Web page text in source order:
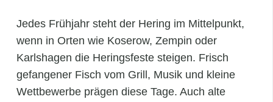
Jedes Frühjahr steht der Hering im Mittelpunkt,
wenn in Orten wie Koserow, Zempin oder
Karlshagen die Heringsfeste steigen. Frisch
gefangener Fisch vom Grill, Musik und kleine
Wettbewerbe prägen diese Tage. Auch alte